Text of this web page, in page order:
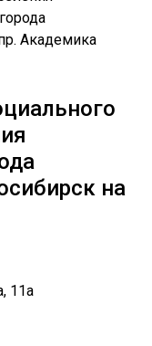
на
11а